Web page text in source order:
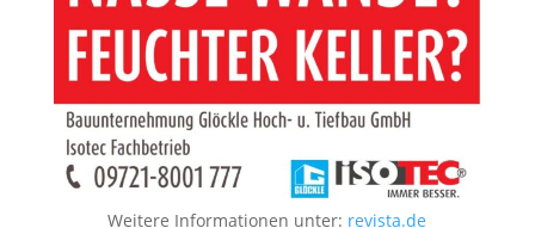
Weitere Informationen unter: revista.de